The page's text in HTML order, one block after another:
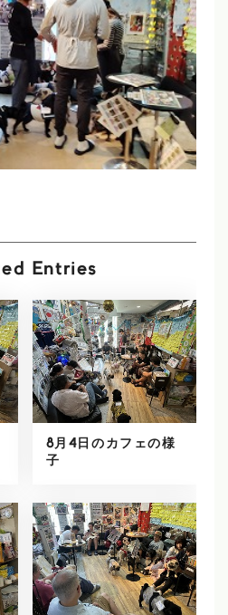
Entries
8月4日のカフェの様
子